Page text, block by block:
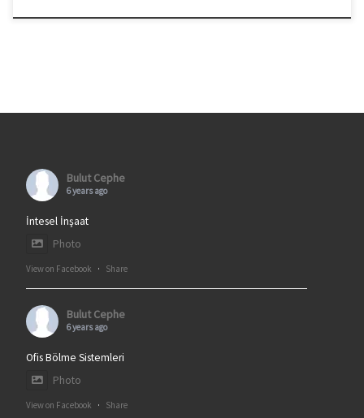
Bulut Cephe
6 years ago
İntesel İnşaat
Photo
View on Facebook · Share
Bulut Cephe
6 years ago
Ofis Bölme Sistemleri
Photo
View on Facebook · Share